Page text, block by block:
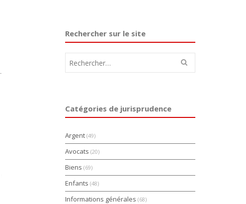
Rechercher sur le site
Catégories de jurisprudence
Argent(49)
Avocats (20)
Biens (69)
Enfants (48)
Informations générales (68)